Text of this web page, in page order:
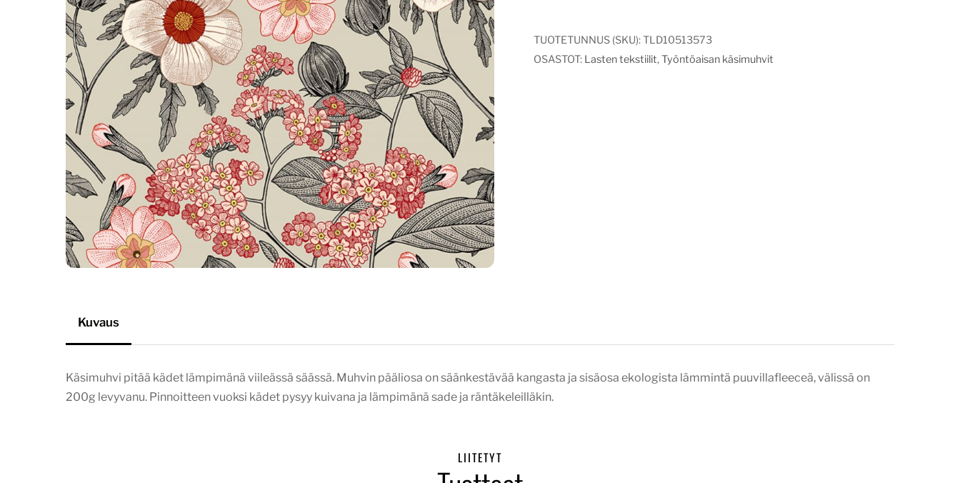
määrä
TUOTETUNNUS (SKU):TLD10513573
OSASTOT: Lasten tekstiilit,Työntöaisan käsimuhvit
Kuvaus
Käsimuhvi pitää kädet lämpimänä viileässä säässä. Muhvin pääliosa on säänkestävää kangasta ja sisäosa ekologista lämmintä puuvillafleeceä, välissä on
200g levyvanu. Pinnoitteen vuoksi kädet pysyy kuivana ja lämpimänä sade ja räntäkeleilläkin.
LIITETYT